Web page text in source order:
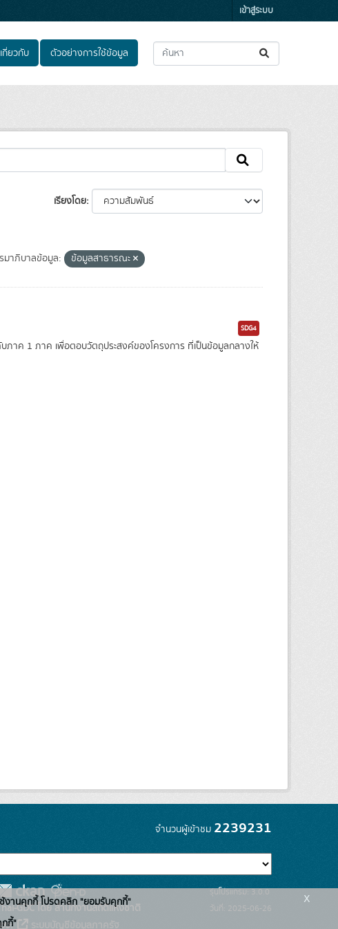
เข้าสู่ระบบ
เกี่ยวกับ ตัวอย่างการใช้ข้อมูล
เรียงโดย
มาภิบาลข้อมูล: ข้อมูลสาธารณะ
SDG4
ภาค 1 ภาค เพื่อตอบวัตถุประสงค์ของโครงการ ที่เป็นข้อมูลกลางให้
จำนวนผู้เข้าชม 2239231
GDC โดย สำนักงานสถิติแห่งชาติ
ง:
รุ่นโปรแกรม: 3.0.0
วันที่: 2025-06-26
ช้งานคุกกี้ โปรดคลิก "ยอมรับคุกกี้"
กี้"
x